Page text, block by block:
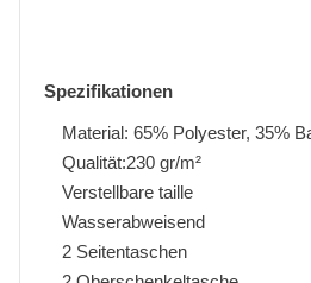
Spezifikationen
Material: 65% Polyester, 35%
Qualität:230 gr/m²
Verstellbare taille
Wasserabweisend
2 Seitentaschen